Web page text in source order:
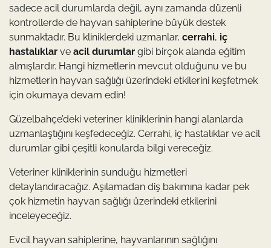
sadece acil durumlarda değil, aynı zamanda düzenli
kontrollerde de hayvan sahiplerine büyük destek
sunmaktadır. Bu kliniklerdeki uzmanlar, cerrahi, iç
hastalıklar ve acil durumlar gibi birçok alanda eğitim
almışlardır. Hangi hizmetlerin mevcut olduğunu ve bu
hizmetlerin hayvan sağlığı üzerindeki etkilerini keşfetmek
için okumaya devam edin!
Güzelbahçe’deki veteriner kliniklerinin hangi alanlarda
uzmanlaştığını keşfedeceğiz. Cerrahi, iç hastalıklar ve acil
durumlar gibi çeşitli konularda bilgi vereceğiz.
Veteriner kliniklerinin sunduğu hizmetleri
detaylandıracağız. Aşılamadan diş bakımına kadar pek
çok hizmetin hayvan sağlığı üzerindeki etkilerini
inceleyeceğiz.
Evcil hayvan sahiplerine, hayvanlarının sağlığını